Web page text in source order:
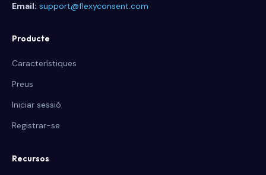
Email: support@flexyconsent.com
Producte
Característiques
Preus
Iniciar sessió
Registrar-se
Recursos